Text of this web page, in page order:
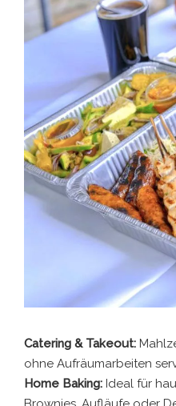
Catering & Takeout:
ohne Aufräumarbeiten
Home Baking: Ideal für